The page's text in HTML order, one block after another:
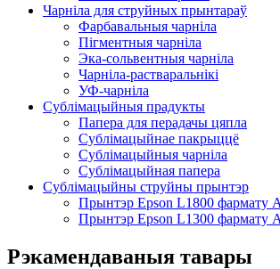
Чарніла для струйных прынтараў
Фарбавальныя чарніла
Пігментныя чарніла
Эка-сольвентныя чарніла
Чарніла-растваральнікі
УФ-чарніла
Сублімацыйныя прадукты
Папера для перадачы цяпла
Сублімацыйнае пакрыццё
Сублімацыйныя чарніла
Сублімацыйная папера
Сублімацыйны струйны прынтэр
Прынтэр Epson L1800 фармату
Прынтэр Epson L1300 фармату
Рэкамендаваныя тавары